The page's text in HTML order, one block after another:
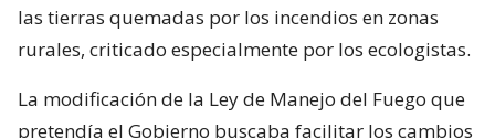
las tierras quemadas por los incendios en zonas
rurales, criticado especialmente por los ecologistas.
La modificación de la Ley de Manejo del Fuego que
pretendía el Gobierno buscaba facilitar los cambios